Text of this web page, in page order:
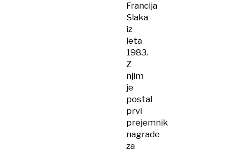
Francija
Slaka
iz
leta
1983.
Z
njim
je
postal
prvi
prejemnik
nagrade
za